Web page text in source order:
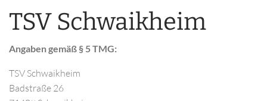
TSV Schwaikheim
Angaben gemäß § 5 TMG:
TSV Schwaikheim
Badstraße 26